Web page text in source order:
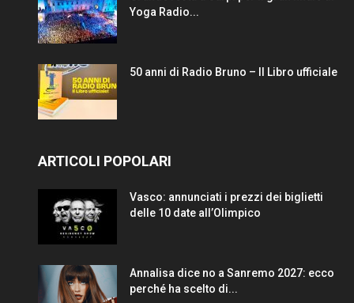
Yoga Radio...
50 anni di Radio Bruno – Il Libro ufficiale
ARTICOLI POPOLARI
Vasco: annunciati i prezzi dei biglietti
delle 10 date all’Olimpico
Annalisa dice no a Sanremo 2027: ecco
perché ha scelto di...